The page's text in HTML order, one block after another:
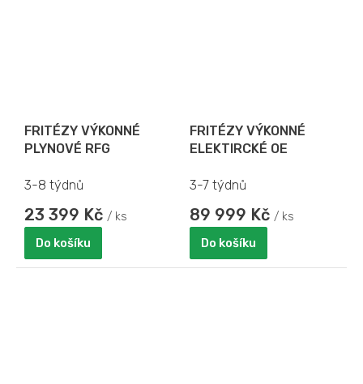
FRITÉZY VÝKONNÉ
PLYNOVÉ RFG
3-8 týdnů
23 399 Kč / ks
Do košíku
FRITÉZY VÝKONNÉ
ELEKTIRCKÉ OE
3-7 týdnů
89 999 Kč / ks
Do košíku